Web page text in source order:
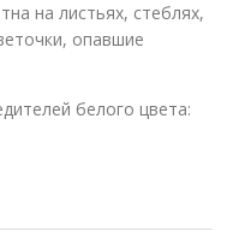
на листьях, стеблях,
опавшие
белого цвета: